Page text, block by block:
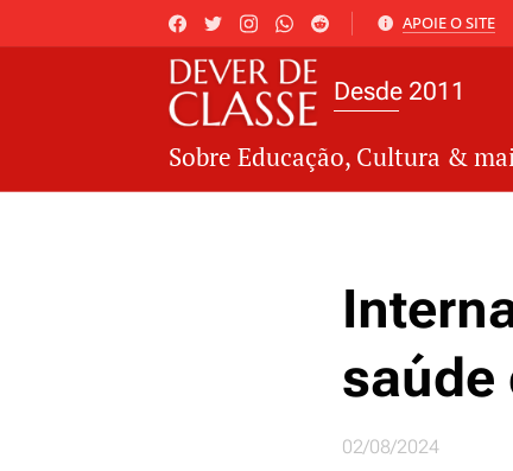
APOIE O SITE
Desde 2011
Sobre Educação, Cultura &
saúde
02/08/2024